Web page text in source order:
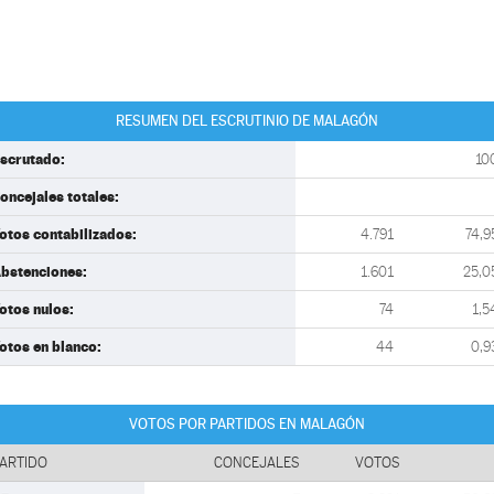
RESUMEN DEL ESCRUTINIO DE MALAGÓN
totales:
contabilizados: 4.791
1.601
nulos: 74
en blanco: 44
VOTOS POR PARTIDOS EN MALAGÓN
CONCEJALES VOTOS